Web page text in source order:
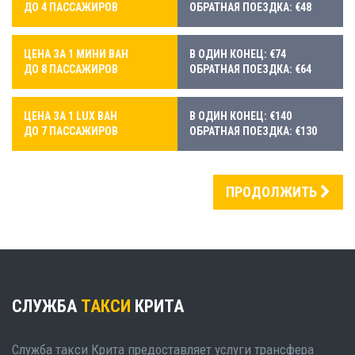
ДО 4 ПАССАЖИРОВ
ОБРАТНАЯ ПОЕЗДКА: €48
ЦЕНА ЗА 1 МИНИ ВАН
ДО 8 ПАССАЖИРОВ
В ОДИН КОНЕЦ: €74
ОБРАТНАЯ ПОЕЗДКА: €64
ЦЕНА ЗА 1 LUX ВАН
ДО 7 ПАССАЖИРОВ
В ОДИН КОНЕЦ: €140
ОБРАТНАЯ ПОЕЗДКА: €130
ПРОДОЛЖИТЬ
СЛУЖБА ТАКСИ КРИТА
Служба такси Крита предоставляет услуги трансфера